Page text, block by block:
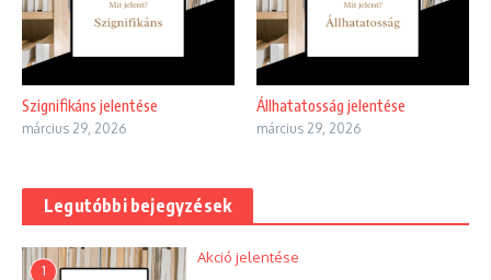
Szignifikáns jelentése
március 29, 2026
Állhatatosság jelentése
március 29, 2026
Legutóbbi bejegyzések
1
Akció jelentése